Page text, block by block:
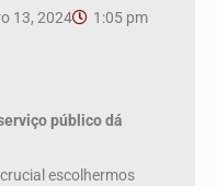
13, 2024 1:05 pm
público dá
escolhermos